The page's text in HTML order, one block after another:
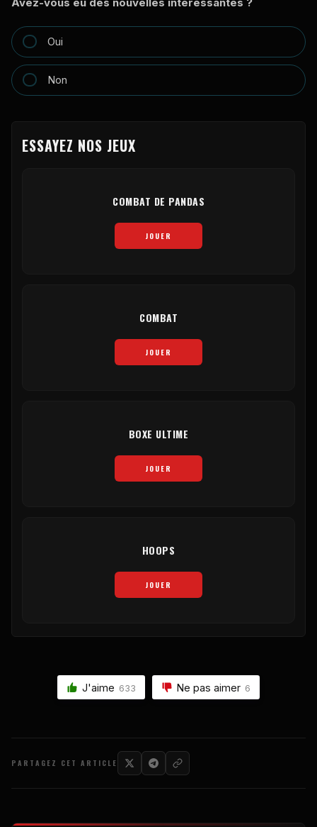
Oui
Non
ESSAYEZ NOS JEUX
COMBAT DE PANDAS
JOUER
COMBAT
JOUER
BOXE ULTIME
JOUER
HOOPS
JOUER
J'aime 633 Ne pas aimer 6
PARTAGEZ CET ARTICLE